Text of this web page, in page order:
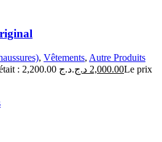
, Vêtements, Autre Produits
Le prix initial était : 2,200.00 د.ج. 2,000.00 د.ج
Le prix